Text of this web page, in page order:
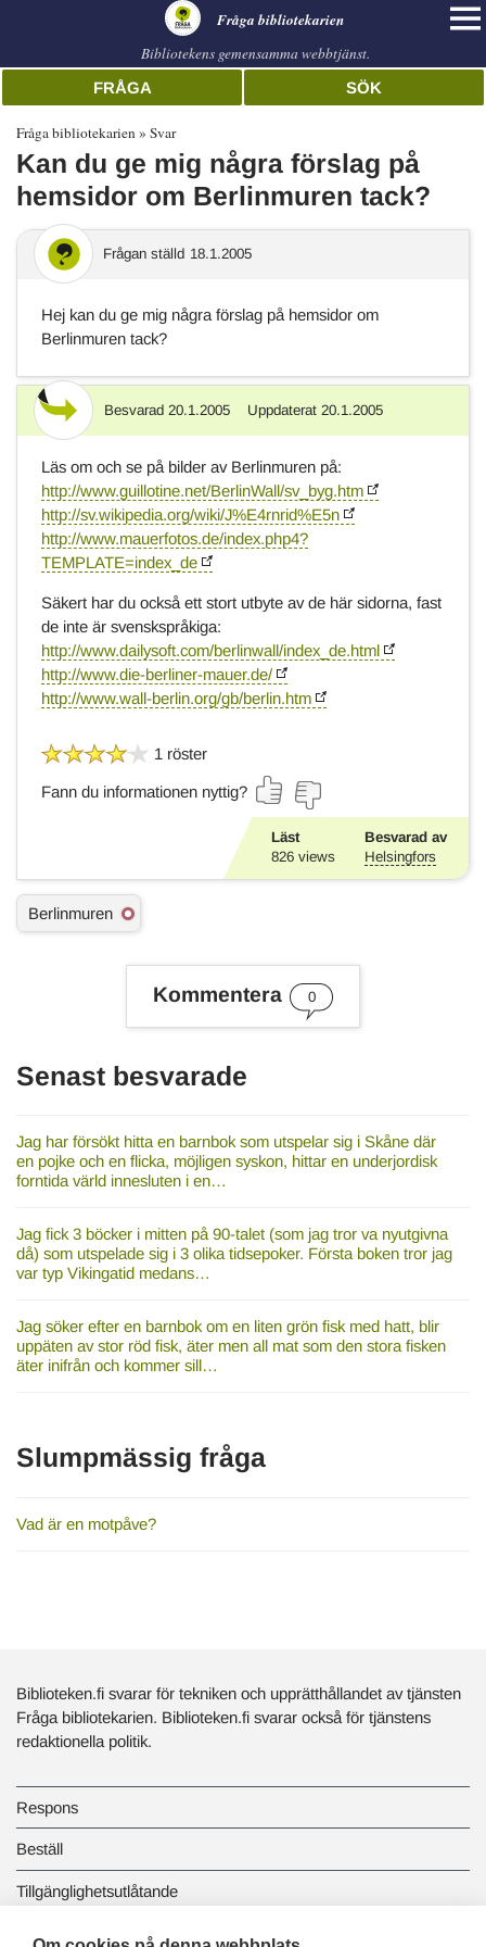
Fråga bibliotekarien
Bibliotekens gemensamma webbtjänst.
FRÅGA SÖK
Fråga bibliotekarien Svar
Kan du ge mig några förslag på
hemsidor om Berlinmuren tack?
Frågan ställd 18.1.2005
Hej kan du ge mig några förslag på hemsidor om
Berlinmuren tack?
Svar Besvarad 20.1.2005 Uppdaterat 20.1.2005
Läs om och se på bilder av Berlinmuren på:
http://www.guillotine.net/BerlinWall/sv_byg.htm
http://sv.wikipedia.org/wiki/J%E4rnrid%E5n
http://www.mauerfotos.de/index.php4?
TEMPLATE=index_de
Säkert har du också ett stort utbyte av de här sidorna, fast
de inte är svenskspråkiga:
http://www.dailysoft.com/berlinwall/index_de.html
http://www.die-berliner-mauer.de/
http://www.wall-berlin.org/gb/berlin.htm
1 röster
Fann du informationen nyttig?
Läst
826 views
Besvarad av
Helsingfors
Ä
m
Berlinmuren
Kommentera 0
Senast besvarade
Jag har försökt hitta en barnbok som utspelar sig i Skåne där
en pojke och en flicka, möjligen syskon, hittar en underjordisk
forntida värld innesluten i en…
Jag fick 3 böcker i mitten på 90-talet (som jag tror va nyutgivna
då) som utspelade sig i 3 olika tidsepoker. Första boken tror jag
var typ Vikingatid medans…
Jag söker efter en barnbok om en liten grön fisk med hatt, blir
uppäten av stor röd fisk, äter men all mat som den stora fisken
äter inifrån och kommer sill…
Slumpmässig fråga
Vad är en motpåve?
Biblioteken.fi svarar för tekniken och upprätthållandet av tjänsten
Fråga bibliotekarien. Biblioteken.fi svarar också för tjänstens
redaktionella politik.
Respons
Beställ
Tillgänglighetsutlåtande
Dataskydd och registerbeskrivningar